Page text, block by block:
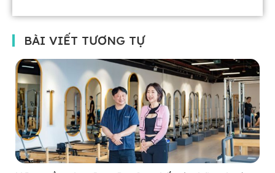
BÀI VIẾT TƯƠNG TỰ